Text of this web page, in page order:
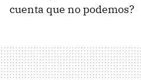
cuenta que no podemos?